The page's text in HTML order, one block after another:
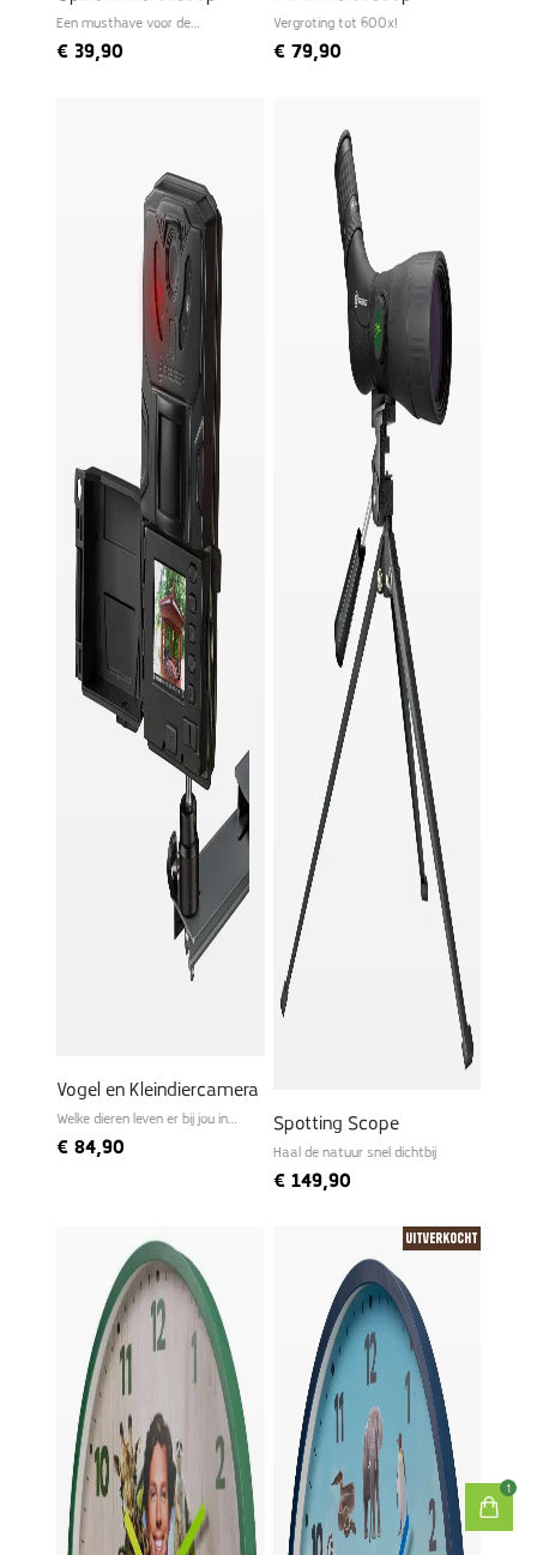
Een musthave voor de
€ 39,90
Vergroting tot 600x!
€79,90
Vogel en Kleindiercamera
Welke dieren leven er bij jou in
€ 84,90
Spotting Scope
Haal de natuur snel dichtbij
€149,90
Uitverkocht
1